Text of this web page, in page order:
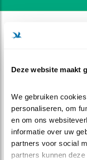
Deze website maakt
We gebruiken
personaliseren, om
en om ons
informatie over uw
partners voor social
partners kunnen